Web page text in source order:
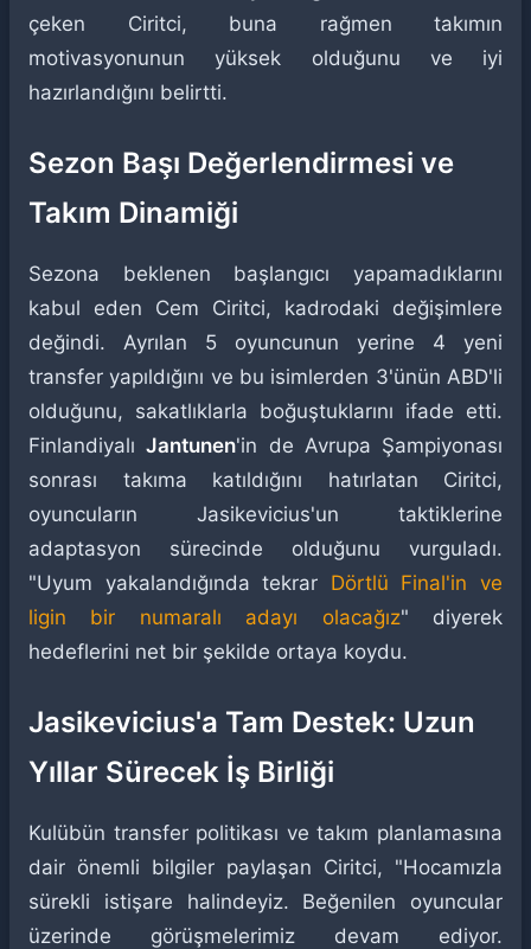
çeken Ciritci, buna rağmen takımın
motivasyonunun yüksek olduğunu ve iyi
hazırlandığını belirtti.
Sezon Başı Değerlendirmesi ve
Takım Dinamiği
Sezona beklenen başlangıcı yapamadıklarını
kabul eden Cem Ciritci, kadrodaki değişimlere
değindi. Ayrılan 5 oyuncunun yerine 4 yeni
transfer yapıldığını ve bu isimlerden 3'ünün ABD'li
olduğunu, sakatlıklarla boğuştuklarını ifade etti.
FinlandiyalıJantunen'in de Avrupa Şampiyonası
sonrası takıma katıldığını hatırlatan Ciritci,
oyuncuların Jasikevicius'un taktiklerine
adaptasyon sürecinde olduğunu vurguladı.
"Uyum yakalandığında tekrar Dörtlü Final'in ve
ligin bir numaralı adayı olacağız" diyerek
hedeflerini net bir şekilde ortaya koydu.
Jasikevicius'a Tam Destek: Uzun
Yıllar Sürecek İş Birliği
Kulübün transfer politikası ve takım planlamasına
dair önemli bilgiler paylaşan Ciritci, "Hocamızla
sürekli istişare halindeyiz. Beğenilen oyuncular
üzerinde görüşmelerimiz devam ediyor.